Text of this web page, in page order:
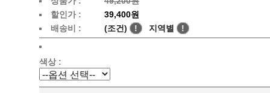
할인가 :
39,400원
배송비 :
(조건) ! 지역별 !
색상 :